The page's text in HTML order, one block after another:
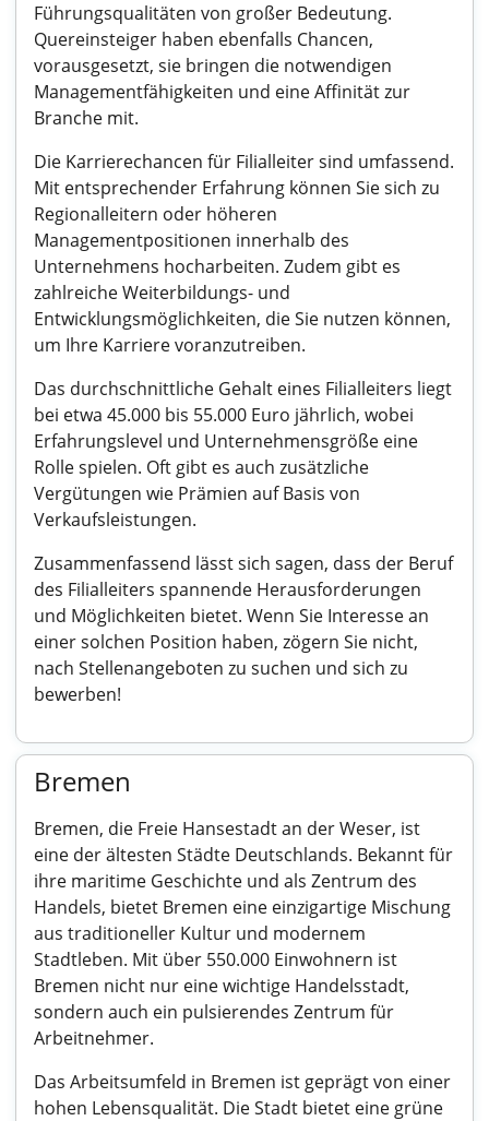
Führungsqualitäten von großer Bedeutung.
Quereinsteiger haben ebenfalls Chancen,
vorausgesetzt, sie bringen die notwendigen
Managementfähigkeiten und eine Affinität zur
Branche mit.
Die Karrierechancen für Filialleiter sind umfassend.
Mit entsprechender Erfahrung können Sie sich zu
Regionalleitern oder höheren
Managementpositionen innerhalb des
Unternehmens hocharbeiten. Zudem gibt es
zahlreiche Weiterbildungs- und
Entwicklungsmöglichkeiten, die Sie nutzen können,
um Ihre Karriere voranzutreiben.
Das durchschnittliche Gehalt eines Filialleiters liegt
bei etwa 45.000 bis 55.000 Euro jährlich, wobei
Erfahrungslevel und Unternehmensgröße eine
Rolle spielen. Oft gibt es auch zusätzliche
Vergütungen wie Prämien auf Basis von
Verkaufsleistungen.
Zusammenfassend lässt sich sagen, dass der Beruf
des Filialleiters spannende Herausforderungen
und Möglichkeiten bietet. Wenn Sie Interesse an
einer solchen Position haben, zögern Sie nicht,
nach Stellenangeboten zu suchen und sich zu
bewerben!
Bremen
Bremen, die Freie Hansestadt an der Weser, ist
eine der ältesten Städte Deutschlands. Bekannt für
ihre maritime Geschichte und als Zentrum des
Handels, bietet Bremen eine einzigartige Mischung
aus traditioneller Kultur und modernem
Stadtleben. Mit über 550.000 Einwohnern ist
Bremen nicht nur eine wichtige Handelsstadt,
sondern auch ein pulsierendes Zentrum für
Arbeitnehmer.
Das Arbeitsumfeld in Bremen ist geprägt von einer
hohen Lebensqualität. Die Stadt bietet eine grüne